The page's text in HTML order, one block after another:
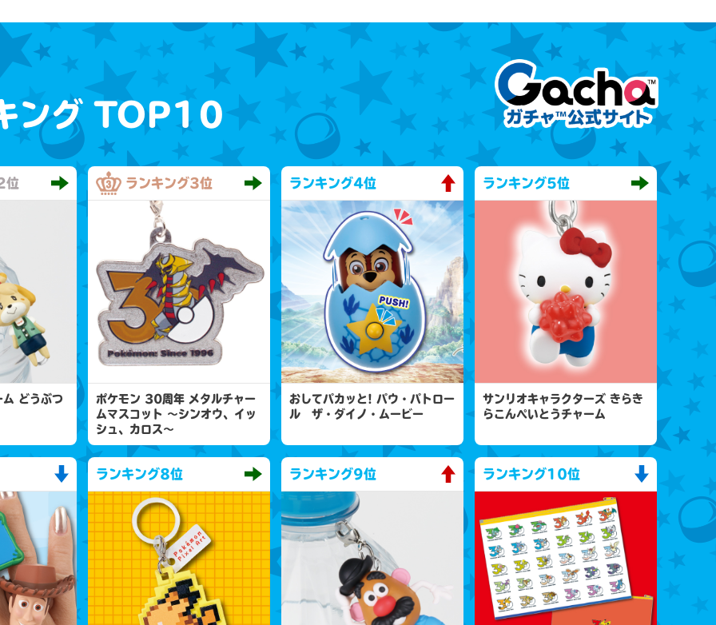
ングTOP10
位
ム どうぶつ
ランキング3位
ポケモン 30周年 メタルチャー
ムマスコット 〜シンオウ、イッ
シュ、カロス〜
ランキング4位
おしてパカッと! パウ・パトロー
ル ザ・ダイノ・ムービー
ランキング5位
サンリオキャラクターズ きらき
らこんぺいとうチャーム
ランキング8位 ランキング9位 ランキング10位